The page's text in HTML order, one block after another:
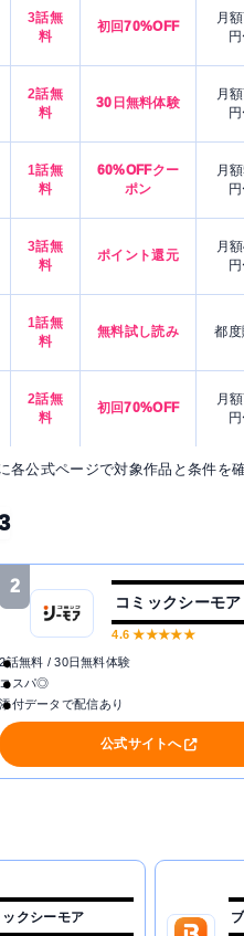
3話無
料
初回70%OFF
月
2話無
料
30日無料体験
月
1話無
料
60%OFFクー
ポン
月
3話無
料
ポイント還元
月
1話無
料
無料試し読み 都度
2話無
料
初回70%OFF
月
公式ページで対象作品と条件を
2
コミックシーモア
4.6 ★★★★★
2話無料 / 30日無料体験
コスパ◎
添付データで配信あり
公式サイトへ
ックシーモア